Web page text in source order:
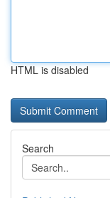
HTML is disabled
Search